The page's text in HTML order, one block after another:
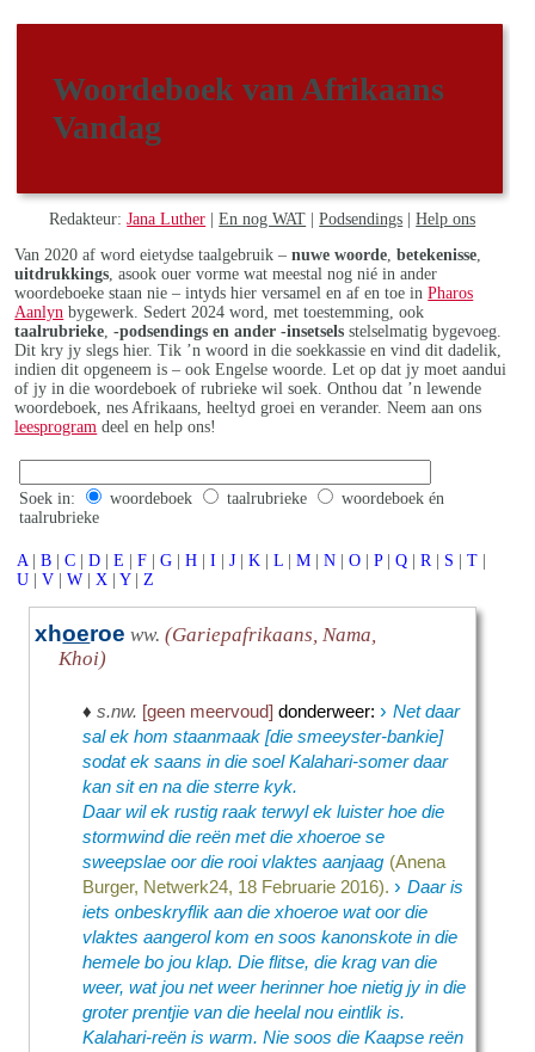
Woordeboek van Afrikaans
Vandag
Redakteur:Jana Luther |En nog WAT |Podsendings |Help ons
Van 2020 af word eietydse taalgebruik –nuwe woorde ,betekenisse
uitdrukkings , asook ouer vorme wat meestal nog nié in ander
woordeboeke staan nie – intyds hier versamel en af en toe inPharos
Aanlyn bygewerk. Sedert 2024 word, met toestemming, ook
taalrubrieke ,-podsendings en ander -insetsels stelselmatig bygevoeg.
Dit kry jy slegs hier. Tik ’n woord in die soekkassie en vind dit dadelik,
indien dit opgeneem is – ook Engelse woorde. Let op dat jy moet aandui
of jy in die woordeboek of rubrieke wil soek. Onthou dat ’n lewende
woordeboek, nes Afrikaans, heeltyd groei en verander. Neem aan ons
leesprogram deel en help ons!
Soek in: woordeboek taalrubrieke
woordeboek én
taalrubrieke
A | B | C | D | E | F | G | H | I | J | K | L | M | N | O | P | Q | R | S | T |
U | V | W | X | Y | Z
xhoeroe ww. (Gariepafrikaans, Nama,
Khoi)
♦s.nw. [geen meervoud] donderweer:› Net daar
sal ek hom staanmaak [die smeeyster-bankie]
sodat ek saans in die soel Kalahari-somer daar
kan sit en na die sterre kyk.
Daar wil ek rustig raak terwyl ek luister hoe die
stormwind die reën met die xhoeroe se
sweepslae oor die rooi vlaktes aanjaag (Anena
Burger, Netwerk24, 18 Februarie 2016). › Daar is
iets onbeskryflik aan die xhoeroe wat oor die
vlaktes aangerol kom en soos kanonskote in die
hemele bo jou klap. Die flitse, die krag van die
weer, wat jou net weer herinner hoe nietig jy in die
groter prentjie van die heelal nou eintlik is.
Kalahari-reën is warm. Nie soos die Kaapse reën